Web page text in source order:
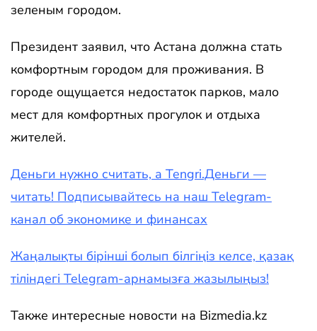
зеленым городом.
Президент заявил, что Астана должна стать
комфортным городом для проживания. В
городе ощущается недостаток парков, мало
мест для комфортных прогулок и отдыха
жителей.
Деньги нужно считать, а Tengri.Деньги —
читать! Подписывайтесь на наш Telegram-
канал об экономике и финансах
Жаңалықты бірінші болып білгіңіз келсе, қазақ
тіліндегі Telegram-арнамызға жазылыңыз!
Также интересные новости на Bizmedia.kz